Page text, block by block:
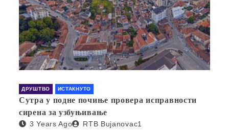
ДРУШТВО ИСТАКНУТО
Сутра у подне почиње провера исправности
сирена за узбуњивање
3 Years Ago RTB Bujanovac1